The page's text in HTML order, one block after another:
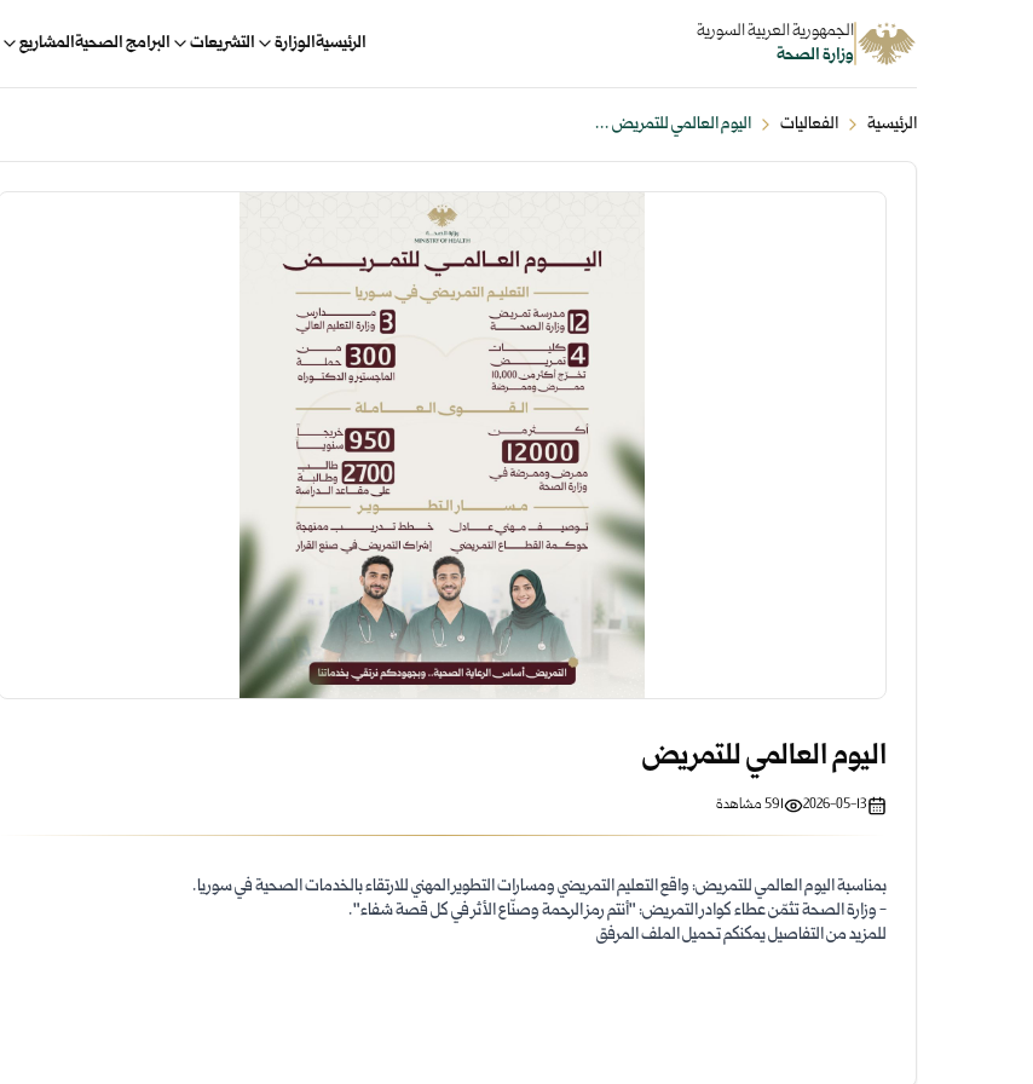
الجمهورية العربية السورية
وزارة الصحة
الرئيسيةالوزارة التشريعات البرامج الصحيةالمشاريع
الرئيسية الفعاليات اليوم العالمي للتمريض ...
اليوم العالمي للتمريض
2026-05-13
591مشاهدة
بمناسبة اليوم العالمي للتمريض: واقع التعليم التمريضي ومسارات التطوير المهني للارتقاء بالخدمات الصحية في سوريا.
- وزارة الصحة تثمّن عطاء كوادر التمريض: "أنتم رمز الرحمة وصنّاع الأثر في كل قصة شفاء".
للمزيد من التفاصيل يمكنكم تحميل الملف المرفق